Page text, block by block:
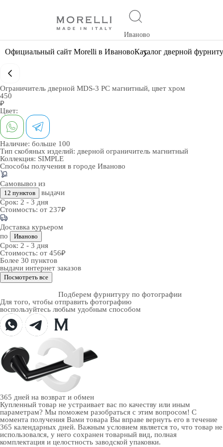
Иваново
Официальный сайт Morelli в ИвановоКаталог дверной
Ограничитель дверной MDS-3 PC магнитный, цвет хром
450
₽
Цвет:
Наличие: больше 100
Тип скобяных изделий: дверной ограничитель магнитный
Коллекция: SIMPLE
Способы получения в городе Иваново
Самовывоз из
12 пунктов
выдачи
Срок: 2 - 3 дня
Стоимость: от 237₽
Доставка курьером
по
Иваново
Срок: 2 - 3 дня
Стоимость: от 456₽
Более 30 пунктов
выдачи интернет заказов
Посмотреть все
Подберем фурнитуру по фотографии
Для того, чтобы отправить фотографию
воспользуйтесь любым удобным способом
365 дней на возврат и обмен
Купленный товар не устраивает вас по качеству или иным
параметрам? Мы поможем разобраться с этим вопросом! С
момента получения Вами товара Вы вправе вернуть его в течение
365 календарных дней. Важным условием является то, что товар не
использовался, у него сохранен товарный вид, полная
комплектация и целостность заводской упаковки.